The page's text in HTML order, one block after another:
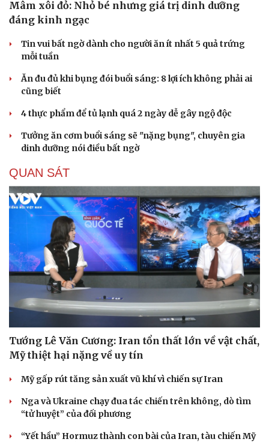
Mâm xôi đỏ: Nhỏ bé nhưng giá trị dinh dưỡng
đáng kinh ngạc
Tin vui bất ngờ dành cho người ăn ít nhất 5 quả trứng
mỗi tuần
Ăn đu đủ khi bụng đói buổi sáng: 8 lợi ích không phải ai
cũng biết
4 thực phẩm để tủ lạnh quá 2 ngày dễ gây ngộ độc
Tưởng ăn cơm buổi sáng sẽ "nặng bụng", chuyên gia
dinh dưỡng nói điều bất ngờ
QUAN SÁT
Tướng Lê Văn Cương: Iran tổn thất lớn về vật chất,
Mỹ thiệt hại nặng về uy tín
Mỹ gấp rút tăng sản xuất vũ khí vì chiến sự Iran
Nga và Ukraine chạy đua tác chiến trên không, dò tìm
“tử huyệt” của đối phương
“Yết hầu” Hormuz thành con bài của Iran, tàu chiến Mỹ